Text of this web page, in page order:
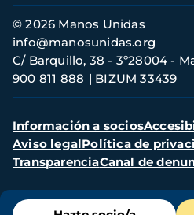
Menú
Información
de
contacto
© 2026 Manos Unidas
C/ Barquillo, 38 - 3º28004 -
900 811 888
BIZUM 33439
info@manosunidas.org
Menú
secundario
Información a socios
Aviso legalPolítica de
TransparenciaCanal de